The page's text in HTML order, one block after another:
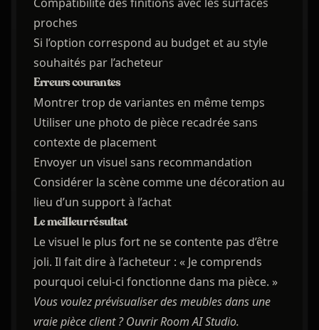
proches
Si l’option correspond au budget et au style
souhaités par l’acheteur
Erreurs courantes
Montrer trop de variantes en même temps
Utiliser une photo de pièce recadrée sans
contexte de placement
Envoyer un visuel sans recommandation
Considérer la scène comme une décoration au
lieu d’un support à l’achat
Le meilleur résultat
Le visuel le plus fort ne se contente pas d’être
joli. Il fait dire à l’acheteur : « Je comprends
pourquoi celui-ci fonctionne dans ma pièce. »
Vous voulez prévisualiser des meubles dans une
vraie pièce client ?Ouvrir Room AI Studio.